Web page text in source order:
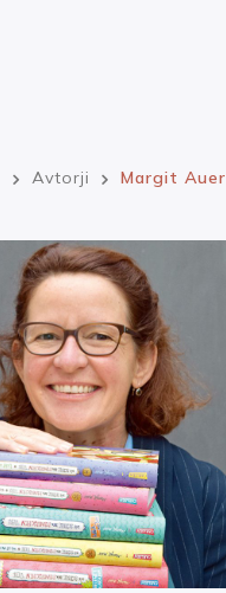
Avtorji Margit Auer